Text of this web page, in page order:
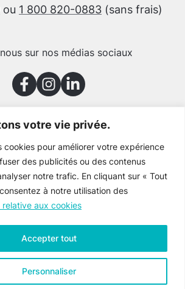
votre vie privée.
cookies pour améliorer votre expérience
des publicités ou des contenus
notre trafic. En cliquant sur « Tout
à notre utilisation des
relative aux cookies
Personnaliser
Accepter tout
ou 1 800 820-0883 (sans frais)
sur nos médias sociaux
à nos partenaires